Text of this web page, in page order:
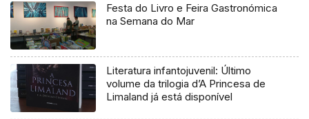
Festa do Livro e Feira Gastronómica
na Semana do Mar
Literatura infantojuvenil: Último
volume da trilogia d’A Princesa de
Limaland já está disponível